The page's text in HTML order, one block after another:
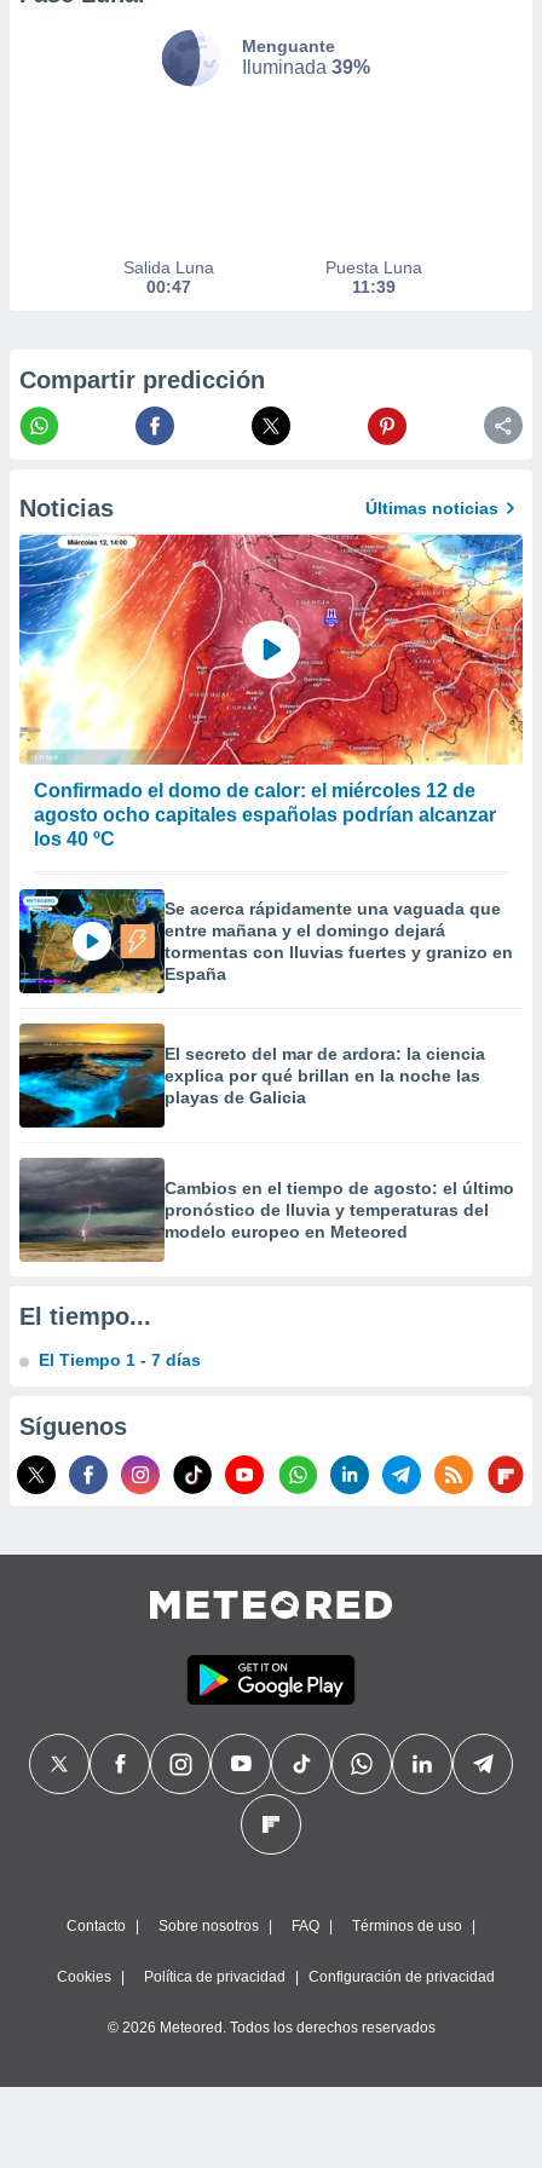
en
a lo que
Para
datos
momento
en
en
en
de
un
o acceder
datos
utilizar
uso de
la
contenido
medir el
el
del
de
de
de
publicidad
Menguante
Iluminada 39%
Salida Luna
00:47
Puesta Luna
11:39
Compartir predicción
Noticias Últimas noticias
Confirmado el domo de calor: el miércoles 12 de
agosto ocho capitales españolas podrían alcanzar
los 40 ºC
Se acerca rápidamente una vaguada que
entre mañana y el domingo dejará
tormentas con lluvias fuertes y granizo en
España
El secreto del mar de ardora: la ciencia
explica por qué brillan en la noche las
playas de Galicia
Cambios en el tiempo de agosto: el último
pronóstico de lluvia y temperaturas del
modelo europeo en Meteored
El tiempo...
El Tiempo 1 - 7 días
Síguenos
Contacto Sobre nosotros FAQ Términos de uso
Cookies Política de privacidad Configuración de privacidad
© 2026 Meteored. Todos los derechos reservados